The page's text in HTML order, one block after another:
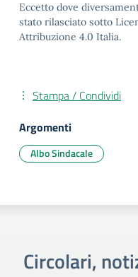
Eccetto dove
stato rilasciato sotto
Attribuzione 4.0 Italia.
Stampa / Condividi
Argomenti
Albo Sindacale
Circolari,